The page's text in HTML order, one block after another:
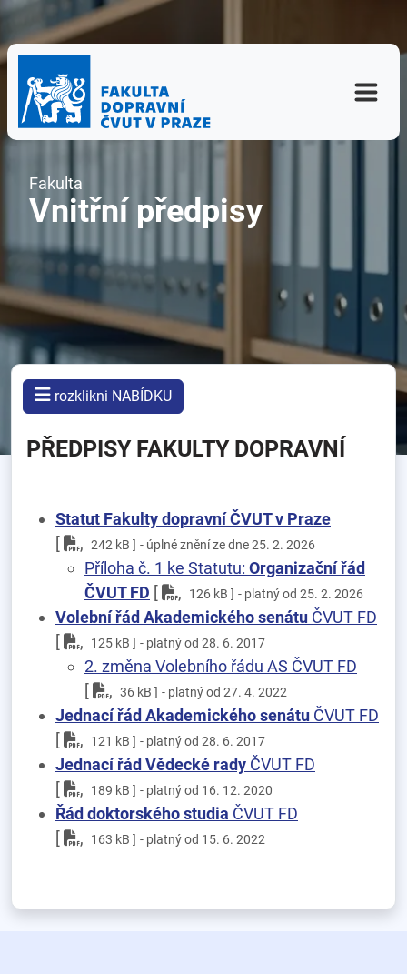
Fakulta
Vnitřní předpisy
rozklikni NABÍDKU
PŘEDPISY FAKULTY DOPRAVNÍ
Statut Fakulty dopravní ČVUT v Praze
[
, pdf
242 kB ] - úplné znění ze dne 25. 2. 2026
Příloha č. 1 ke Statutu: Organizační řád
ČVUT FD [ , pdf
126 kB ] - platný od 25. 2. 2026
Volební řád Akademického senátu ČVUT FD
[
, pdf
125 kB ] - platný od 28. 6. 2017
2. změna Volebního řádu AS ČVUT FD
[
, pdf
36 kB ] - platný od 27. 4. 2022
Jednací řád Akademického senátu ČVUT FD
[
, pdf
121 kB ] - platný od 28. 6. 2017
Jednací řád Vědecké rady ČVUT FD
[
, pdf
189 kB ] - platný od 16. 12. 2020
Řád doktorského studia ČVUT FD
[
, pdf
163 kB ] - platný od 15. 6. 2022